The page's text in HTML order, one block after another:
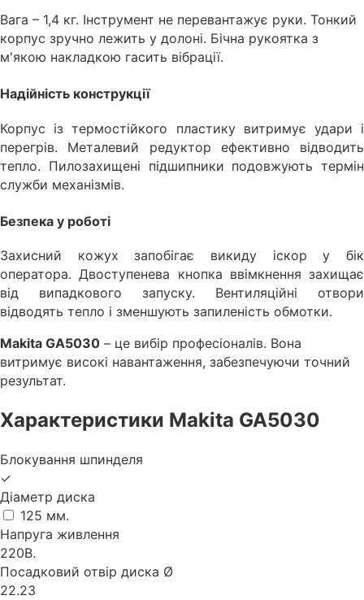
Вага – 1,4 кг. Інструмент не перевантажує руки. Тонкий
корпус зручно лежить у долоні. Бічна рукоятка з
м'якою накладкою гасить вібрації.
Надійність конструкції
Корпус із термостійкого пластику витримує удари і
перегрів. Металевий редуктор ефективно відводить
тепло. Пилозахищені підшипники подовжують термін
служби механізмів.
Безпека у роботі
Захисний кожух запобігає викиду іскор у бік
оператора. Двоступенева кнопка ввімкнення захищає
від випадкового запуску. Вентиляційні отвори
відводять тепло і зменшують запиленість обмотки.
Makita GA5030 – це вибір професіоналів. Вона
витримує високі навантаження, забезпечуючи точний
результат.
Характеристики Makita GA5030
Блокування шпинделя
✓
Діаметр диска
125 мм.
Напруга живлення
220В.
Посадковий отвір диска Ø
22.23